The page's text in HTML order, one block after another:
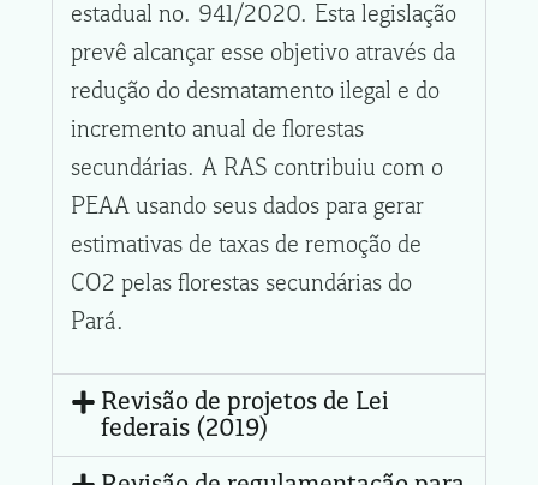
estadual no. 941/2020. Esta legislação
prevê alcançar esse objetivo através da
redução do desmatamento ilegal e do
incremento anual de florestas
secundárias. A RAS contribuiu com o
PEAA usando seus dados para gerar
estimativas de taxas de remoção de
CO2 pelas florestas secundárias do
Pará.
Revisão de projetos de Lei
federais (2019)